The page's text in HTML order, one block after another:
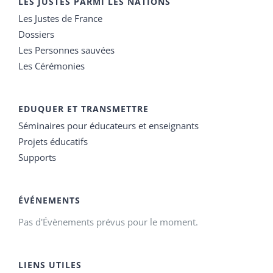
Les Justes de France
Dossiers
Les Personnes sauvées
Les Cérémonies
EDUQUER ET TRANSMETTRE
Séminaires pour éducateurs et enseignants
Projets éducatifs
Supports
ÉVÉNEMENTS
Pas d'Évènements prévus pour le moment.
LIENS UTILES